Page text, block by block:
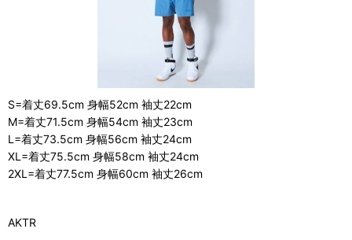
S=着丈69.5cm 身幅52cm 袖丈22cm
M=着丈71.5cm 身幅54cm 袖丈23cm
L=着丈73.5cm 身幅56cm 袖丈24cm
XL=着丈75.5cm 身幅58cm 袖丈24cm
2XL=着丈77.5cm 身幅60cm 袖丈26cm
AKTR